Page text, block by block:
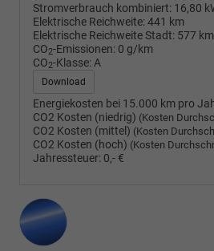
Stromverbrauch kombiniert: 16,80
Elektrische Reichweite:441 km
Elektrische Reichweite Stadt: 577 km
CO2-Emissionen: 0 g/km
CO2-Klasse:A
Download
Energiekosten bei 15.000 km pro
CO2 Kosten (niedrig) (Kosten
CO2 Kosten (mittel) (Kosten
CO2 Kosten (hoch) (Kosten
Jahressteuer: 0,- €